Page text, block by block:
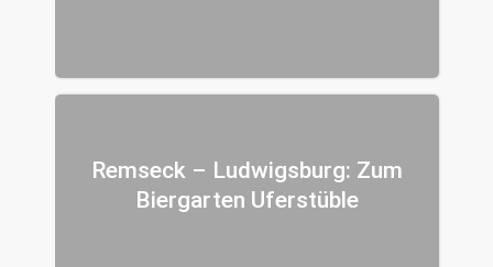
Remseck – Ludwigsburg: Zum
Biergarten Uferstüble